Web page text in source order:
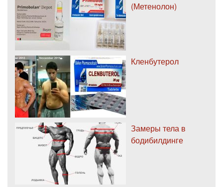
(Метенолон)
Кленбутерол
Замеры тела в
бодибилдинге